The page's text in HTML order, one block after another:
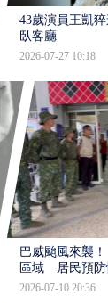
43歲演員王凱
臥客廳
2026-07-27 10:18
巴威颱風來襲
區域 居民預防
2026-07-10 20:36